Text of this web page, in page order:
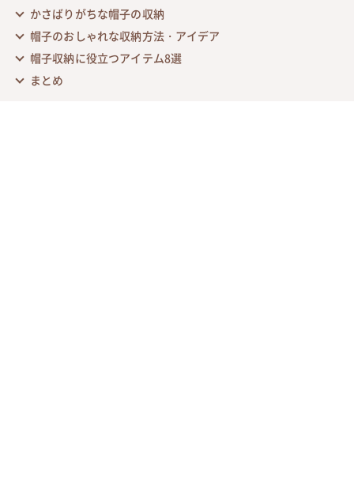
かさばりがちな帽子の収納
帽子のおしゃれな収納方法・アイデア
帽子収納に役立つアイテム8選
まとめ